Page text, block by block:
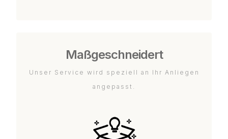
Maßgeschneidert
Unser Service wird speziell an Ihr Anliegen
angepasst.